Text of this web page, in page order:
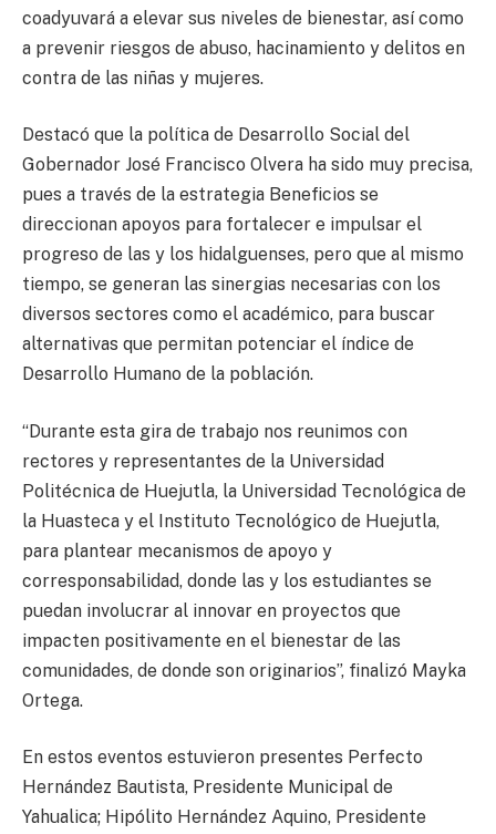
coadyuvará a elevar sus niveles de bienestar, así como
a prevenir riesgos de abuso, hacinamiento y delitos en
contra de las niñas y mujeres.
Destacó que la política de Desarrollo Social del
Gobernador José Francisco Olvera ha sido muy precisa,
pues a través de la estrategia Beneficios se
direccionan apoyos para fortalecer e impulsar el
progreso de las y los hidalguenses, pero que al mismo
tiempo, se generan las sinergias necesarias con los
diversos sectores como el académico, para buscar
alternativas que permitan potenciar el índice de
Desarrollo Humano de la población.
“Durante esta gira de trabajo nos reunimos con
rectores y representantes de la Universidad
Politécnica de Huejutla, la Universidad Tecnológica de
la Huasteca y el Instituto Tecnológico de Huejutla,
para plantear mecanismos de apoyo y
corresponsabilidad, donde las y los estudiantes se
puedan involucrar al innovar en proyectos que
impacten positivamente en el bienestar de las
comunidades, de donde son originarios”, finalizó Mayka
Ortega.
En estos eventos estuvieron presentes Perfecto
Hernández Bautista, Presidente Municipal de
Yahualica; Hipólito Hernández Aquino, Presidente